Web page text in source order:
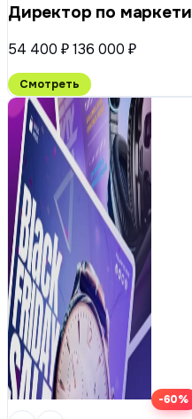
Директор по
54 400 ₽136 000 ₽
Смотреть
-60%